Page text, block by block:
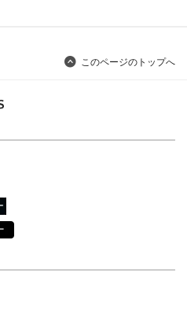
このページのトップへ